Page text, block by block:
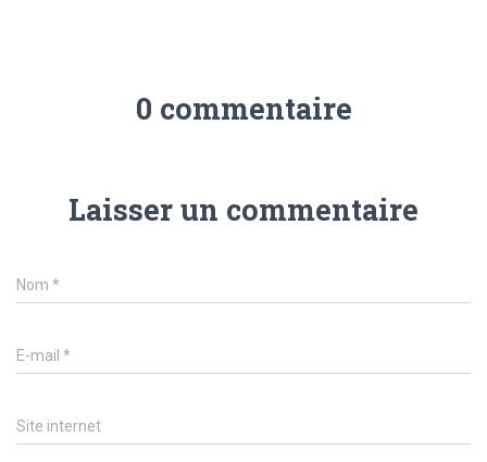
0 commentaire
Laisser un commentaire
Nom *
E-mail *
Site internet